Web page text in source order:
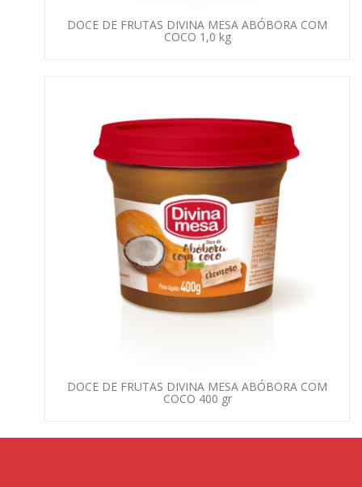
DOCE DE FRUTAS DIVINA MESA ABÓBORA COM
COCO 1,0 kg
DOCE DE FRUTAS DIVINA MESA ABÓBORA COM
COCO 400 gr